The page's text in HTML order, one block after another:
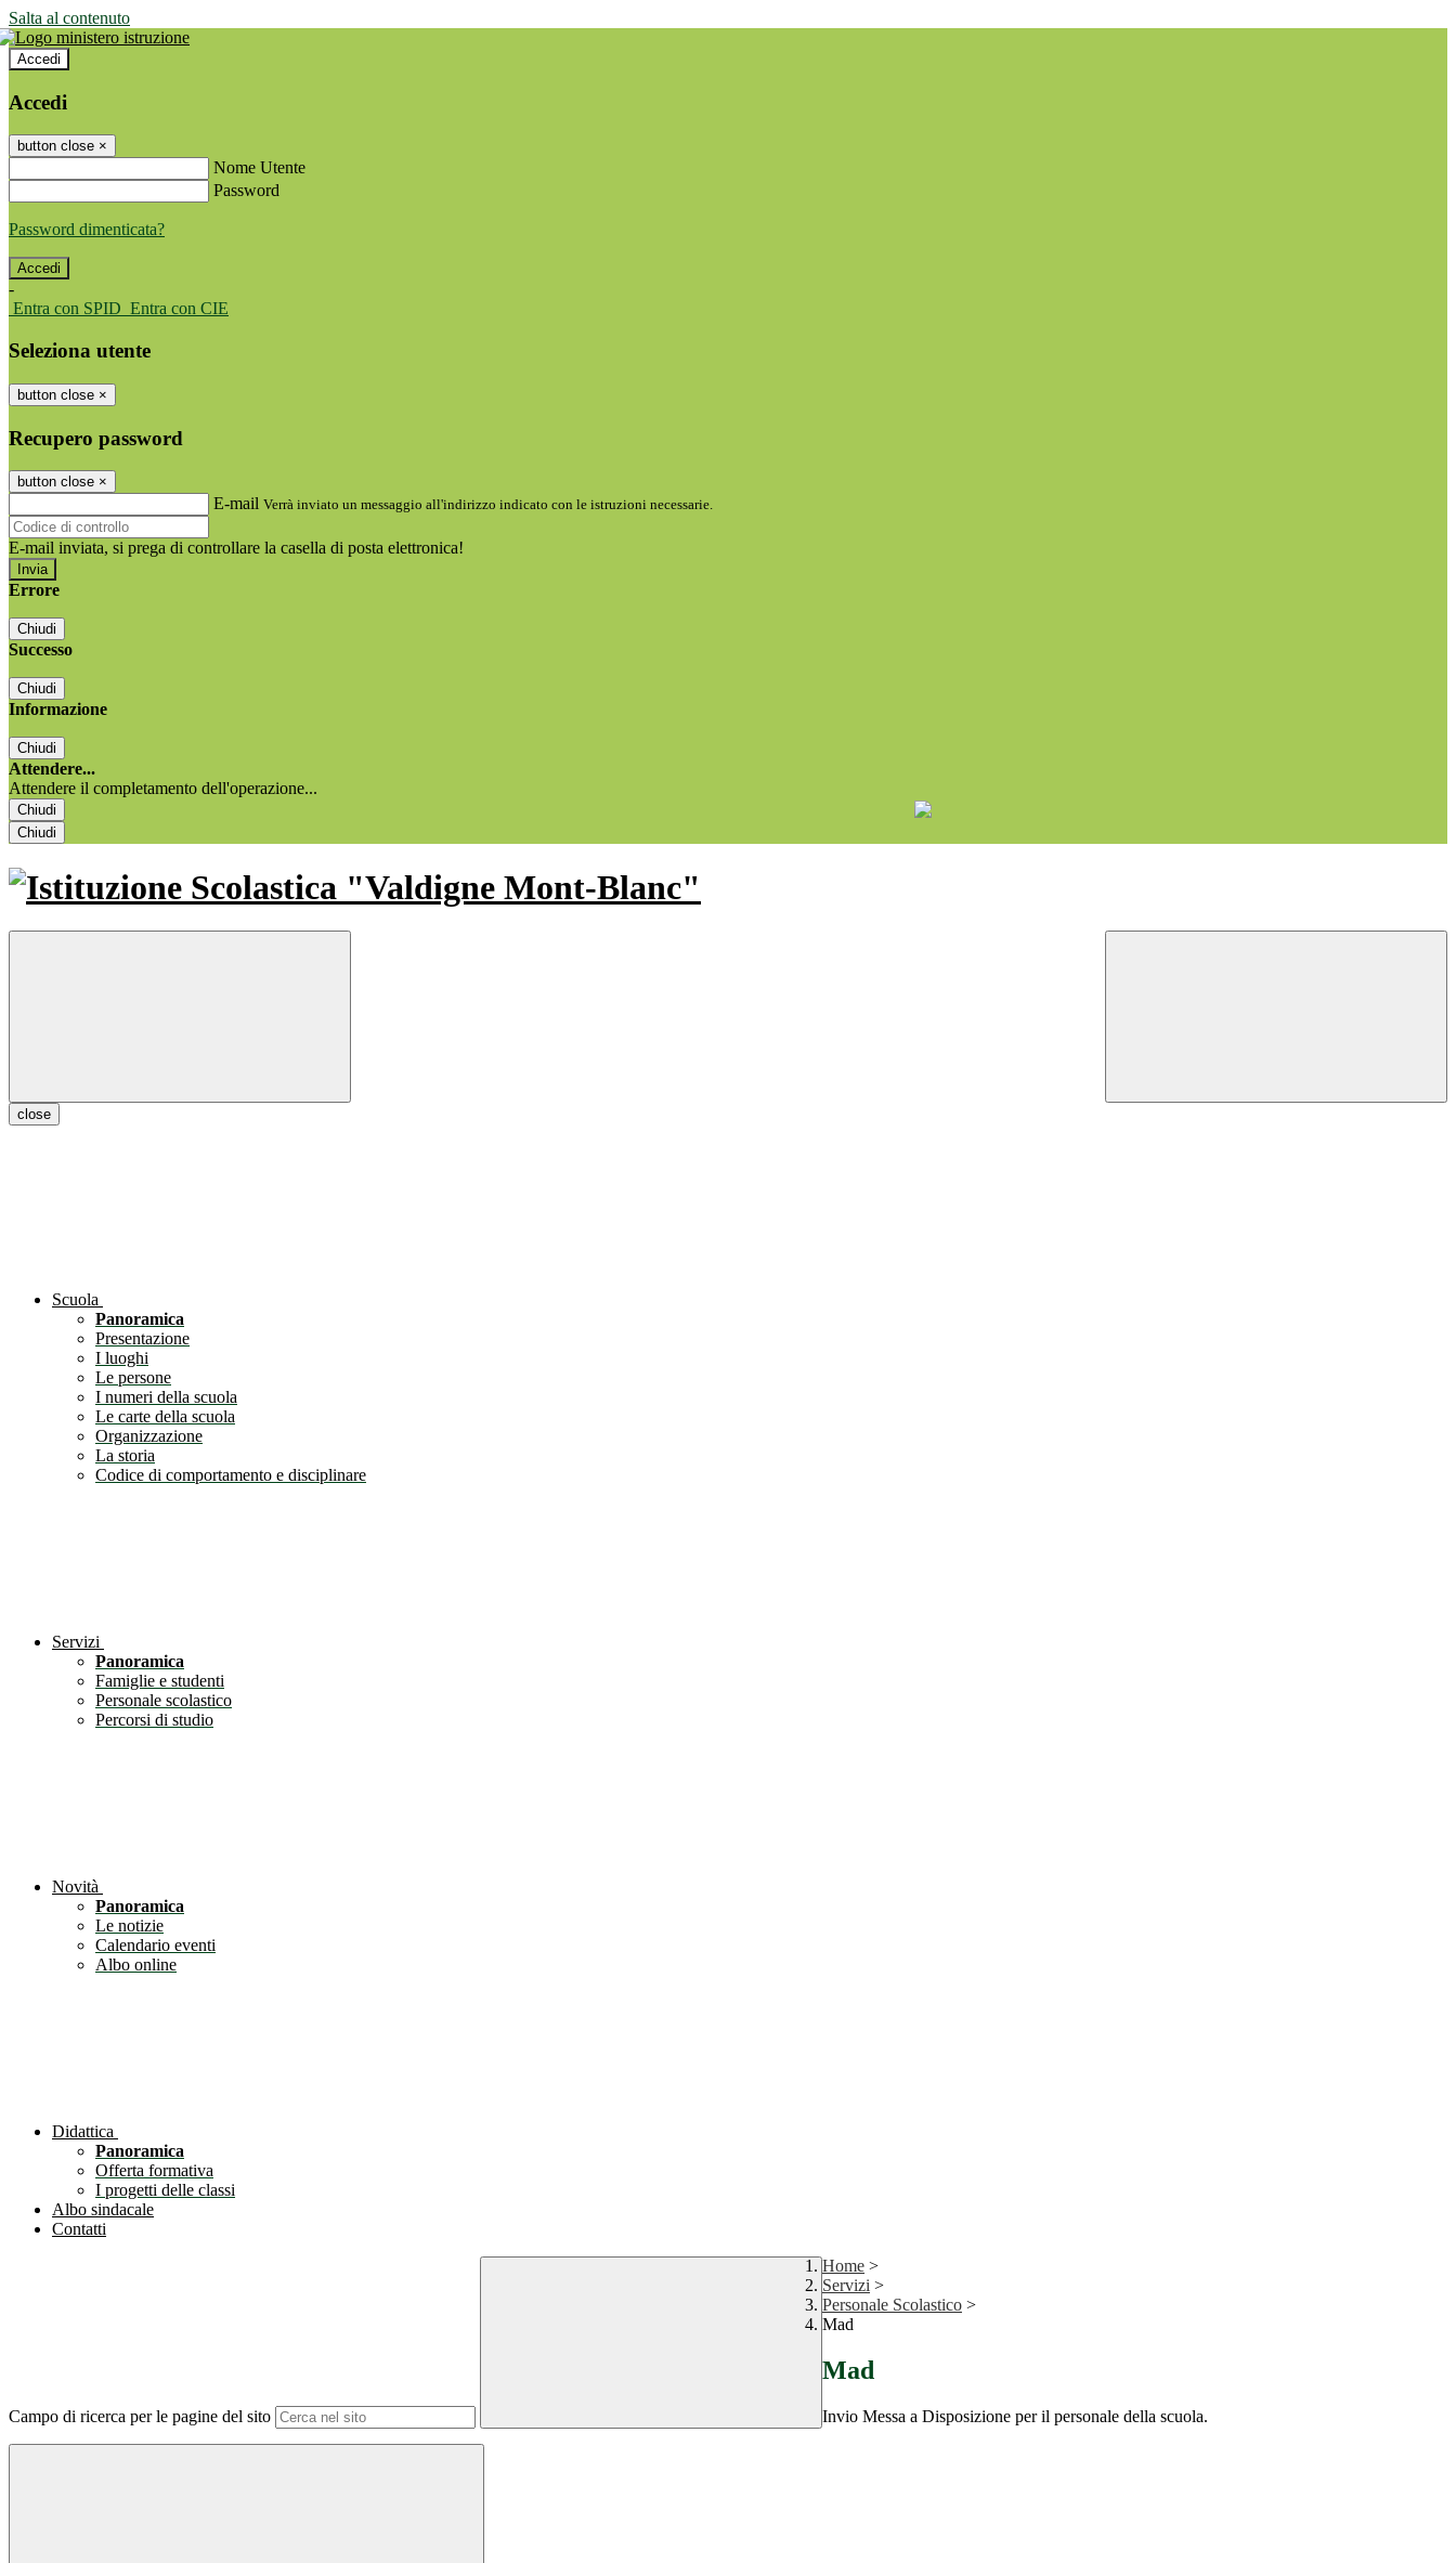
Salta al contenuto
Accedi
Accedi
button close ×
Nome Utente
Password
Password dimenticata?
-
Entra con SPID Entra con CIE
Seleziona utente
button close ×
Recupero password
button close ×
E-mail Verrà inviato un messaggio all'indirizzo indicato con le istruzioni necessarie.
E-mail inviata, si prega di controllare la casella di posta elettronica!
Errore
Chiudi
Successo
Chiudi
Informazione
Chiudi
Attendere...
Attendere il completamento dell'operazione...
Chiudi
Chiudi
close
Scuola
Panoramica
Presentazione
I luoghi
Le persone
I numeri della scuola
Le carte della scuola
Organizzazione
La storia
Codice di comportamento e disciplinare
Servizi
Panoramica
Famiglie e studenti
Personale scolastico
Percorsi di studio
Novità
Panoramica
Le notizie
Calendario eventi
Albo online
Didattica
Panoramica
Offerta formativa
I progetti delle classi
Albo sindacale
Contatti
Campo di ricerca per le pagine del sito
Home >
Servizi >
Personale Scolastico >
Mad
Mad
Invio Messa a Disposizione per il personale della scuola.